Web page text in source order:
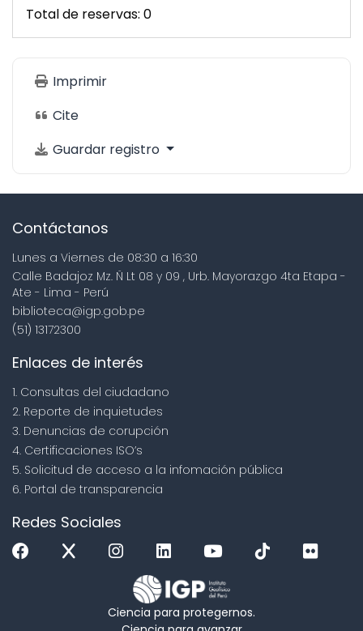
Total de reservas: 0
Imprimir
Cite
Guardar registro
Contáctanos
Lunes a Viernes de 08:30 a 16:30
Calle Badajoz Mz. Ñ Lt 08 y 09 , Urb. Mayorazgo 4ta Etapa -
Ate - Lima - Perú
biblioteca@igp.gob.pe
(51) 13172300
Enlaces de interés
1. Consultas del ciudadano
2. Reporte de inquietudes
3. Denuncias de corupción
4. Certificaciones ISO’s
5. Solicitud de acceso a la infomación pública
6. Portal de transparencia
Redes Sociales
Ciencia para protegernos.